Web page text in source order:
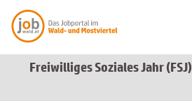
Freiwilliges Soziales Jahr (FSJ)